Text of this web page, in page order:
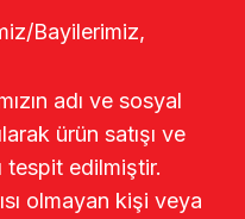
Bayilerimiz,
adı ve sosyal
ürün satışı ve
tespit edilmiştir.
olmayan kişi veya